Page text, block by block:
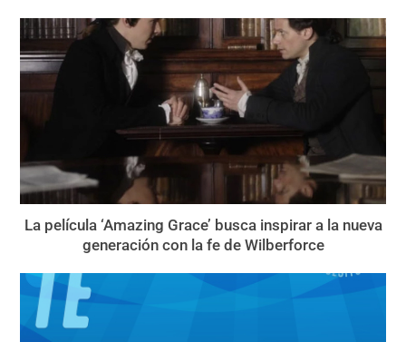
La película ‘Amazing Grace’ busca inspirar a la nueva
generación con la fe de Wilberforce